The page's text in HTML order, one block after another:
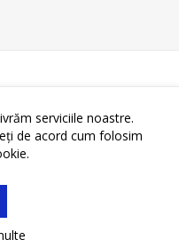
serviciile noastre.
de acord cum folosim